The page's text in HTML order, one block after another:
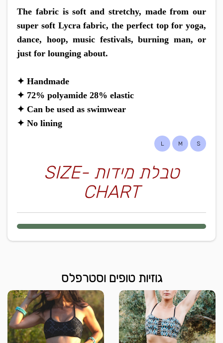
The fabric is soft and stretchy, made from our
super soft Lycra fabric, the perfect top for yoga,
dance, hoop, music festivals, burning man, or
just for lounging about.
✦ Handmade
✦ 72% polyamide 28% elastic
✦ Can be used as swimwear
✦ No lining
S
M
L
טבלת מידות -SIZE
CHART
גוזיות טופים וסטרפלס